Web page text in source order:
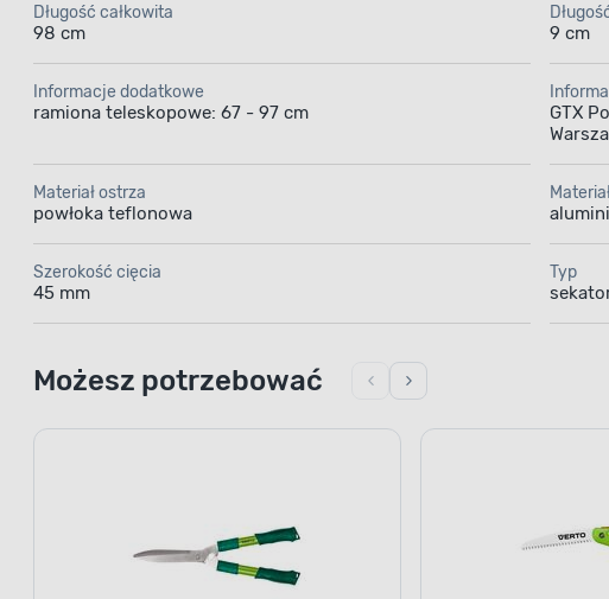
Długość całkowita
98 cm 9 cm
Informacje dodatkowe
ramiona teleskopowe: 67 - 97 cm
GTX
Materiał ostrza
powłoka teflonowa
Szerokość cięcia
45 mm
Typ
Możesz potrzebować